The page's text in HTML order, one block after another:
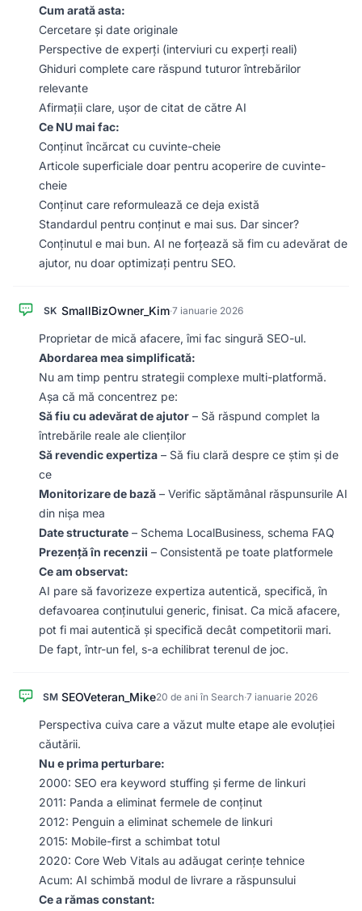
Cum arată asta:
Cercetare și date originale
Perspective de experți (interviuri cu experți reali)
Ghiduri complete care răspund tuturor întrebărilor
relevante
Afirmații clare, ușor de citat de către AI
Ce NU mai fac:
Conținut încărcat cu cuvinte-cheie
Articole superficiale doar pentru acoperire de cuvinte-
cheie
Conținut care reformulează ce deja există
Standardul pentru conținut e mai sus. Dar sincer?
Conținutul e mai bun. AI ne forțează să fim cu adevărat de
ajutor, nu doar optimizați pentru SEO.
SK SmallBizOwner_Kim·7 ianuarie 2026
Proprietar de mică afacere, îmi fac singură SEO-ul.
Abordarea mea simplificată:
Nu am timp pentru strategii complexe multi-platformă.
Așa că mă concentrez pe:
Să fiu cu adevărat de ajutor – Să răspund complet la
întrebările reale ale clienților
Să revendic expertiza – Să fiu clară despre ce știm și de
ce
Monitorizare de bază – Verific săptămânal răspunsurile AI
din nișa mea
Date structurate – Schema LocalBusiness, schema FAQ
Prezență în recenzii – Consistentă pe toate platformele
Ce am observat:
AI pare să favorizeze expertiza autentică, specifică, în
defavoarea conținutului generic, finisat. Ca mică afacere,
pot fi mai autentică și specifică decât competitorii mari.
De fapt, într-un fel, s-a echilibrat terenul de joc.
SM SEOVeteran_Mike20 de ani în Search·7 ianuarie 2026
Perspectiva cuiva care a văzut multe etape ale evoluției
căutării.
Nu e prima perturbare:
2000: SEO era keyword stuffing și ferme de linkuri
2011: Panda a eliminat fermele de conținut
2012: Penguin a eliminat schemele de linkuri
2015: Mobile-first a schimbat totul
2020: Core Web Vitals au adăugat cerințe tehnice
Acum: AI schimbă modul de livrare a răspunsului
Ce a rămas constant: